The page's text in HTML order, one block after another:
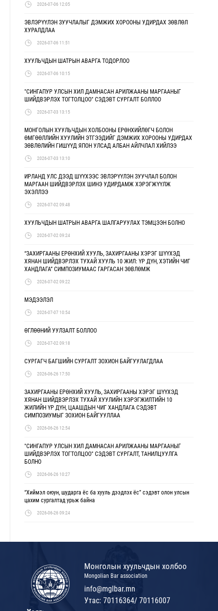
2026-07-06 12:05
ЭВЛЭРҮҮЛЭН ЗУУЧЛАЛЫГ ДЭМЖИХ ХОРООНЫ УДИРДАХ ЗӨВЛӨЛ
ХУРАЛДЛАА
2026-07-06 11:51
ХУУЛЬЧДЫН ШАТРЫН АВАРГА ТОДОРЛОО
2026-07-06 10:15
"СИНГАПУР УЛСЫН ХИЛ ДАМНАСАН АРИЛЖААНЫ МАРГААНЫГ
ШИЙДВЭРЛЭХ ТОГТОЛЦОО" СЭДЭВТ СУРГАЛТ БОЛЛОО
2026-07-03 13:15
МОНГОЛЫН ХУУЛЬЧДЫН ХОЛБООНЫ ЕРӨНХИЙЛӨГЧ БОЛОН
ӨМГӨӨЛЛИЙН ХУУЛИЙН ЭТГЭЭДИЙГ ДЭМЖИХ ХОРООНЫ УДИРДАХ
ЗӨВЛӨЛИЙН ГИШҮҮД ЯПОН УЛСАД АЛБАН АЙЛЧЛАЛ ХИЙЛЭЭ
2026-07-03 13:10
ИРЛАНД УЛС ДЭЭД ШҮҮХЭЭС ЭВЛЭРҮҮЛЭН ЗУУЧЛАЛ БОЛОН
МАРГААН ШИЙДВЭРЛЭХ ШИНЭ УДИРДАМЖ ХЭРЭГЖҮҮЛЖ
ЭХЭЛЛЭЭ
2026-07-02 09:48
ХУУЛЬЧДЫН ШАТРЫН АВАРГА ШАЛГАРУУЛАХ ТЭМЦЭЭН БОЛНО
2026-07-02 09:24
“ЗАХИРГААНЫ ЕРӨНХИЙ ХУУЛЬ, ЗАХИРГААНЫ ХЭРЭГ ШҮҮХЭД
ХЯНАН ШИЙДВЭРЛЭХ ТУХАЙ ХУУЛЬ 10 ЖИЛ: ҮР ДҮН, ХЭТИЙН ЧИГ
ХАНДЛАГА” СИМПОЗИУМААС ГАРГАСАН ЗӨВЛӨМЖ
2026-07-02 09:22
МЭДЭЭЛЭЛ
2026-07-07 10:54
ӨГЛӨӨНИЙ УУЛЗАЛТ БОЛЛОО
2026-07-02 09:18
СУРГАГЧ БАГШИЙН СУРГАЛТ ЗОХИОН БАЙГУУЛАГДЛАА
2026-06-26 17:50
ЗАХИРГААНЫ ЕРӨНХИЙ ХУУЛЬ, ЗАХИРГААНЫ ХЭРЭГ ШҮҮХЭД
ХЯНАН ШИЙДВЭРЛЭХ ТУХАЙ ХУУЛИЙН ХЭРЭГЖИЛТИЙН 10
ЖИЛИЙН ҮР ДҮН, ЦААШДЫН ЧИГ ХАНДЛАГА СЭДЭВТ
СИМПОЗИУМЫГ ЗОХИОН БАЙГУУЛЛАА
2026-06-26 12:54
"СИНГАПУР УЛСЫН ХИЛ ДАМНАСАН АРИЛЖААНЫ МАРГААНЫГ
ШИЙДВЭРЛЭХ ТОГТОЛЦОО" СЭДЭВТ СУРГАЛТ, ТАНИЛЦУУЛГА
БОЛНО
2026-06-26 10:27
“Хиймэл оюун, шударга ёс ба хууль дээдлэх ёс” сэдэвт олон улсын
цахим сургалтад урьж байна
2026-06-26 09:24
Монголын хуульчдын холбоо
Mongolian Bar association
info@mglbar.mn
Утас: 70116364/ 70116007